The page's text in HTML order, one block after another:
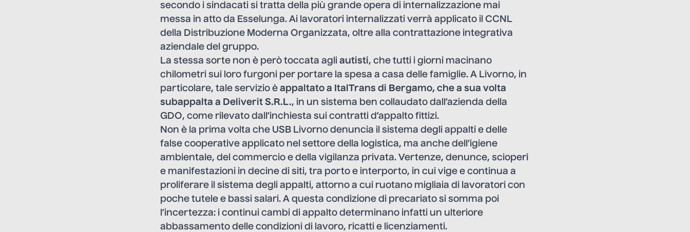
secondo i sindacati si tratta della più grande opera di internalizzazione mai
messa in atto da Esselunga. Ai lavoratori internalizzati verrà applicato il CCNL
della Distribuzione Moderna Organizzata, oltre alla contrattazione integrativa
aziendale del gruppo.
La stessa sorte non è però toccata agli autisti, che tutti i giorni macinano
chilometri sui loro furgoni per portare la spesa a casa delle famiglie. A Livorno, in
particolare, tale servizio è appaltato a ItalTrans di Bergamo, che a sua volta
subappalta a Deliverit S.R.L., in un sistema ben collaudato dall’azienda della
GDO, come rilevato dall’inchiesta sui contratti d’appalto fittizi.
Non è la prima volta che USB Livorno denuncia il sistema degli appalti e delle
false cooperative applicato nel settore della logistica, ma anche dell’igiene
ambientale, del commercio e della vigilanza privata. Vertenze, denunce, scioperi
e manifestazioni in decine di siti, tra porto e interporto, in cui vige e continua a
proliferare il sistema degli appalti, attorno a cui ruotano migliaia di lavoratori con
poche tutele e bassi salari. A questa condizione di precariato si somma poi
l’incertezza: i continui cambi di appalto determinano infatti un ulteriore
abbassamento delle condizioni di lavoro, ricatti e licenziamenti.